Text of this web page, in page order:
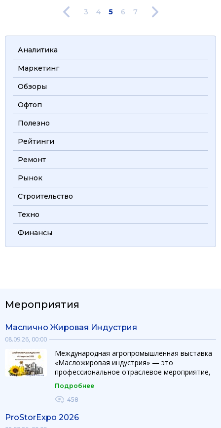
3 4 5 6 7
Аналитика
Маркетинг
Обзоры
Офтоп
Полезно
Рейтинги
Ремонт
Рынок
Строительство
Техно
Финансы
Мероприятия
Маслично Жировая Индустрия
08.09.26, 00:00
Международная агропромышленная выставка
«Масложировая индустрия» — это
профессиональное отраслевое мероприятие,
объединяющее производителей, поставщиков
оборудования, технологий и ингредиентов для
производства и переработки растительных
эффективную платформу для презентации
Подробнее
458
ProStorExpo 2026